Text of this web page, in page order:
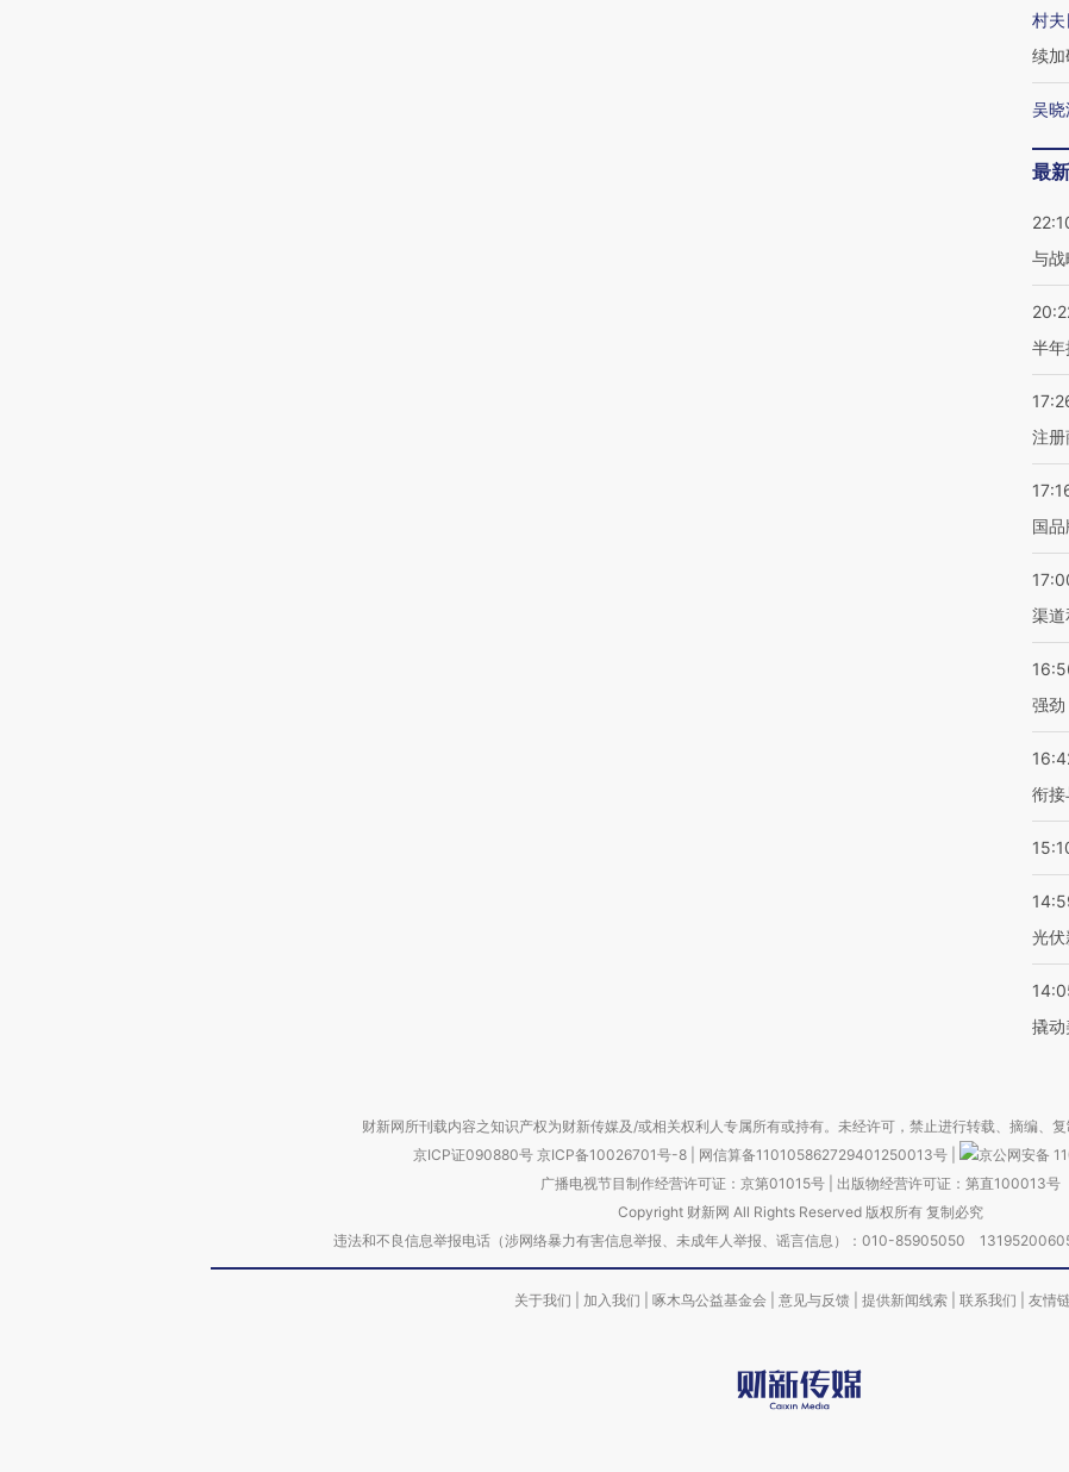
村
续加
吴晓
最
与战
半
注册
国
渠道
强劲
衔接
光伏
撬
财新网所刊载内容之知识产权为财新传媒及/或相关权利人专属所有或持有。未经许可，禁止进行转载、摘编、复
京ICP证090880号 京ICP备10026701号-8 网信算备110105862729401250013号
京公网安备
广播电视节目制作经营许可证：京第01015号| 出版物经营许可证：第直100013号
Copyright 财新网 All Rights Reserved 版权所有 复制必究
违法和不良信息举报电话（涉网络暴力有害信息举报、未成年人举报、谣言信息）：010-85905050
关于我们 加入我们 啄木鸟公益基金会 意见与反馈 提供新闻线索 联系我们 友情